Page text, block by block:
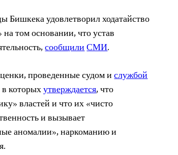
Бишкека удовлетворил ходатайство
том основании, что устав
сообщилиСМИ.
проведенные судом ислужбой
которыхутверждается, что
властей и что их «чисто
и вызывает
аномалии», наркоманию и